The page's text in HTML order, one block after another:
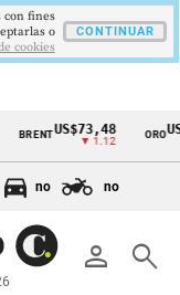
BRENTUS$73,48
▼ 1.12
ORO
no no
person search
con fines
o
cookies
CONTINUAR